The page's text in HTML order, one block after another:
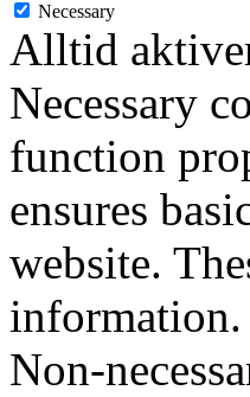
Necessary
Alltid
Necessary
function
ensures
website.
information.
Non-